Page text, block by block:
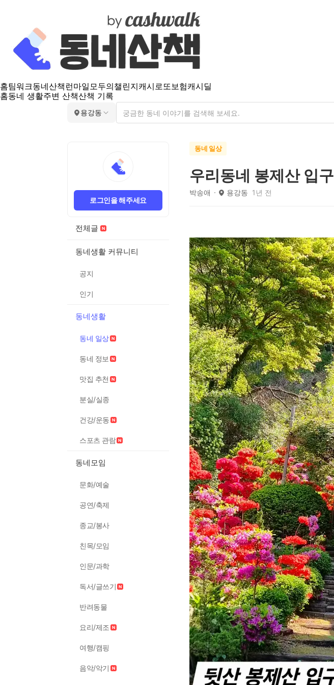
홈팀워크동네산책 런마일모두의챌린지캐시로또보험캐시딜
홈동네 생활주변 산책산책 기록
용강동
로그인을 해주세요
전체글
동네생활 커뮤니티
공지
인기
동네생활
동네 일상
동네 정보
맛집 추천
분실/실종
건강/운동
스포츠 관람
동네모임
문화/예술
공연/축제
종교/봉사
친목/모임
인문/과학
독서/글쓰기
반려동물
요리/제조
여행/캠핑
음악/악기
동네 일상
우리동네 봉제산 입구
박송애 용강동 1년 전